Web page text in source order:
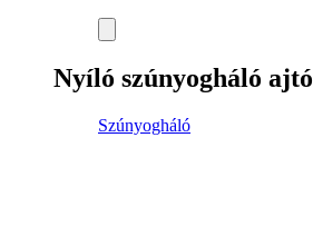
Nyíló szúnyogháló ajtó
Szúnyogháló